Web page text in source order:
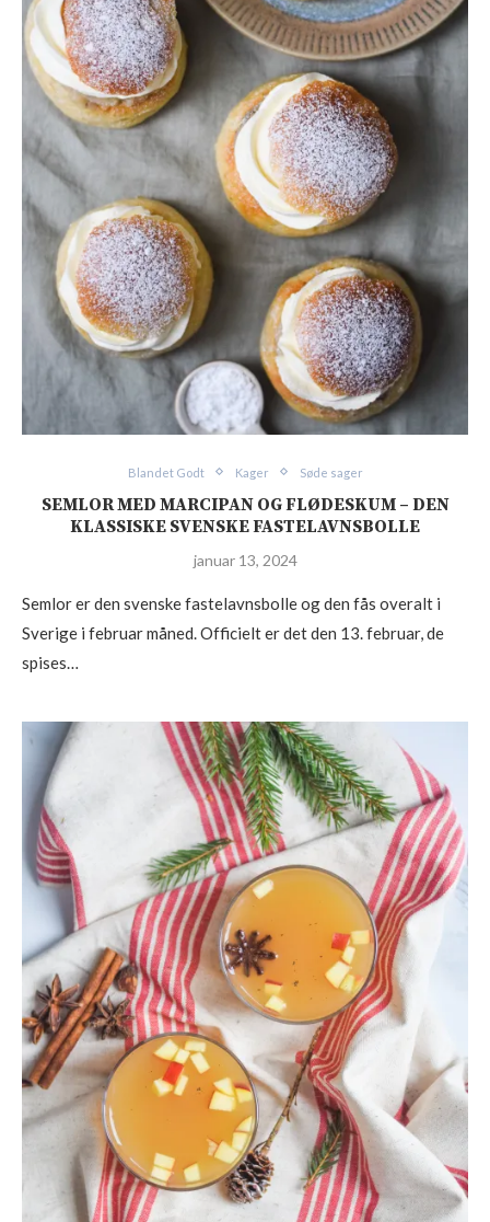
Blandet Godt Kager Søde sager
SEMLOR MED MARCIPAN OG FLØDESKUM – DEN
KLASSISKE SVENSKE FASTELAVNSBOLLE
januar 13, 2024
Semlor er den svenske fastelavnsbolle og den fås overalt i
Sverige i februar måned. Officielt er det den 13. februar, de
spises…